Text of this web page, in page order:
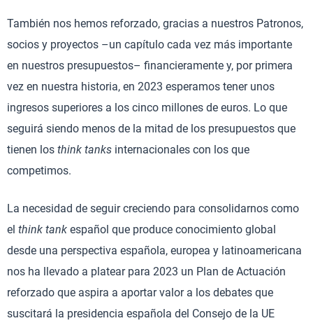
También nos hemos reforzado, gracias a nuestros Patronos,
socios y proyectos –un capítulo cada vez más importante
en nuestros presupuestos– financieramente y, por primera
vez en nuestra historia, en 2023 esperamos tener unos
ingresos superiores a los cinco millones de euros. Lo que
seguirá siendo menos de la mitad de los presupuestos que
tienen los think tanks internacionales con los que
competimos.
La necesidad de seguir creciendo para consolidarnos como
el think tank español que produce conocimiento global
desde una perspectiva española, europea y latinoamericana
nos ha llevado a platear para 2023 un Plan de Actuación
reforzado que aspira a aportar valor a los debates que
suscitará la presidencia española del Consejo de la UE